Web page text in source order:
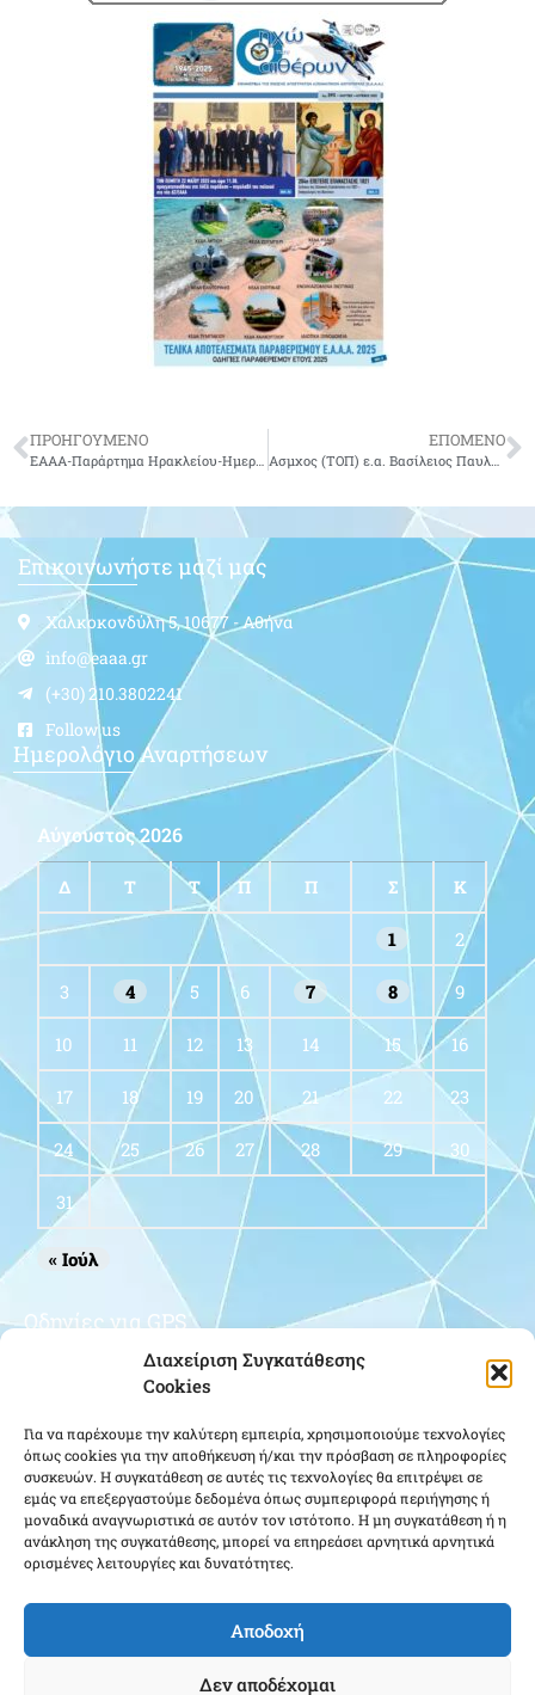
Διαχείριση Συγκατάθεσης
Cookies
Για να παρέχουμε την καλύτερη εμπειρία, χρησιμοποιούμε τεχνολογίες
όπως cookies για την αποθήκευση ή/και την πρόσβαση σε πληροφορίες
συσκευών. Η συγκατάθεση σε αυτές τις τεχνολογίες θα επιτρέψει σε
εμάς να επεξεργαστούμε δεδομένα όπως συμπεριφορά περιήγησης ή
μοναδικά αναγνωριστικά σε αυτόν τον ιστότοπο. Η μη συγκατάθεση ή η
ανάκληση της συγκατάθεσης, μπορεί να επηρεάσει αρνητικά αρνητικά
ορισμένες λειτουργίες και δυνατότητες.
Αποδοχή
Δεν αποδέχομαι
ΠΡΟΗΓΟΥΜΕΝΟ ΕΠΟΜΕΝΟ
Επικοινωνήστε μαζί μας
Χαλκοκονδύλη 5, 10677 - Αθήνα
info@eaaa.gr
(+30) 210.3802241
Follow us
Ημερολόγιο Αναρτήσεων
Αύγουστος 2026
Δ Τ Τ Π Π Σ Κ
1 2
3 4 5 6 7 8 9
10 11 12 13 14 15 16
17 18 19 20 21 22 23
24 25 26 27 28 29 30
31
« Ιούλ
Οδηγίες για GPS
Κάντε κλικ για να αποδεχτείτε cookies
εμπορικής προώθησης και να